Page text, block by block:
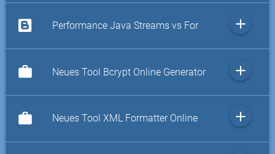
Performance Java Streams vs For add
work Neues Tool Bcrypt Online Generator add
work Neues Tool XML Formatter Online add